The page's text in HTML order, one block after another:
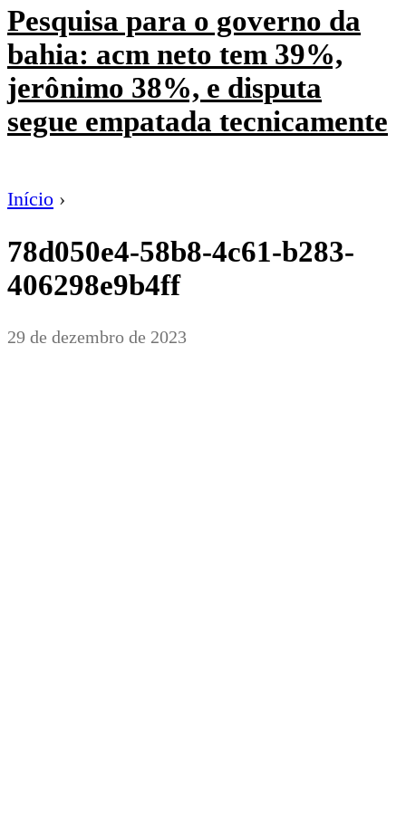
Pesquisa para o governo da
bahia: acm neto tem 39%,
jerônimo 38%, e disputa
segue empatada tecnicamente
Início ›
78d050e4-58b8-4c61-b283-
406298e9b4ff
29 de dezembro de 2023